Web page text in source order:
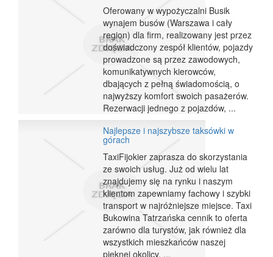
Oferowany w wypożyczalni Busik
wynajem busów (Warszawa i cały
region) dla firm, realizowany jest przez
doświadczony zespół klientów, pojazdy
prowadzone są przez zawodowych,
komunikatywnych kierowców,
dbających z pełną świadomością, o
najwyższy komfort swoich pasażerów.
Rezerwacji jednego z pojazdów, ...
Najlepsze i najszybsze taksówki w
górach
TaxiFijokier zaprasza do skorzystania
ze swoich usług. Już od wielu lat
znajdujemy się na rynku i naszym
klientom zapewniamy fachowy i szybki
transport w najróżniejsze miejsce. Taxi
Bukowina Tatrzańska cennik to oferta
zarówno dla turystów, jak również dla
wszystkich mieszkańców naszej
pięknej okolicy. ...